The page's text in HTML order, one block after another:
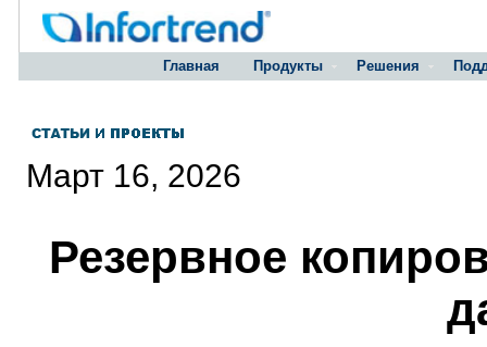
Главная Продукты Решения
Март 16, 2026
Резервное